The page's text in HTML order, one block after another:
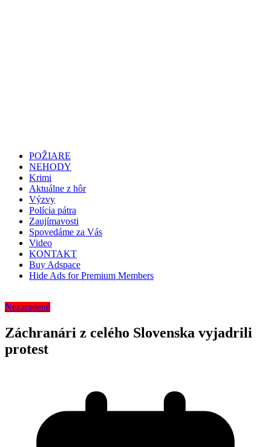
POŽIARE
NEHODY
Krimi
Aktuálne z hôr
Výzvy
Polícia pátra
Zaujímavosti
Spovedáme za Vás
Video
KONTAKT
Buy Adspace
Hide Ads for Premium Members
Nezaradené
Záchranári z celého Slovenska vyjadrili
protest